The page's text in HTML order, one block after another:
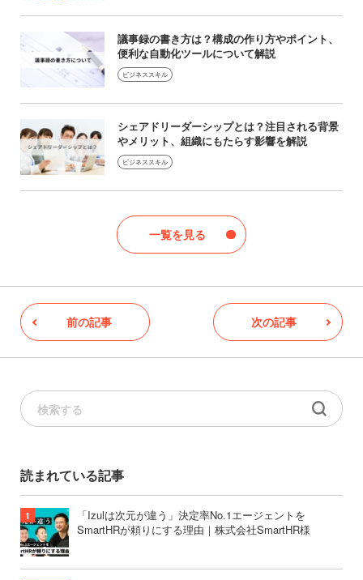
議事録の書き方は？構成の作り方やポイント、
便利な自動化ツールについて解説
ビジネススキル
シェアドリーダーシップとは？注目される背景
やメリット、組織にもたらす影響を解説
ビジネススキル
一覧を見る
前の記事 次の記事
読まれている記事
「Izulは次元が違う」決定率No.1エージェントを
SmartHRが頼りにする理由｜株式会社SmartHR様